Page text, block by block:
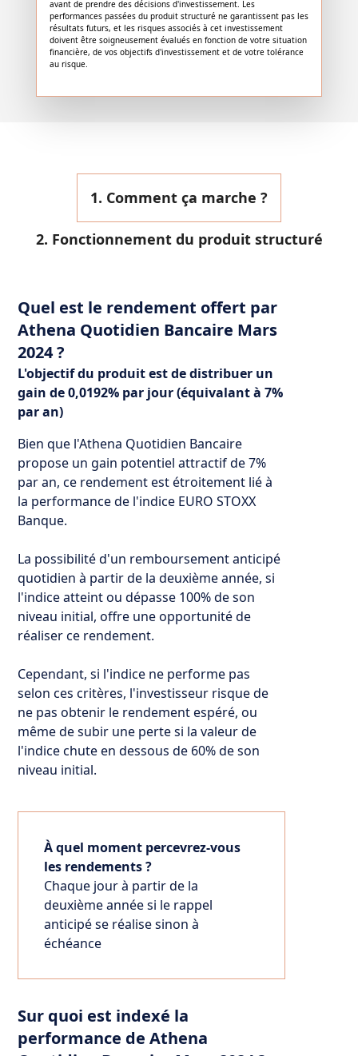
avant de prendre des décisions d'investissement. Les
performances passées du produit structuré ne garantissent pas les
résultats futurs, et les risques associés à cet investissement
doivent être soigneusement évalués en fonction de votre situation
financière, de vos objectifs d'investissement et de votre tolérance
au risque.
1. Comment ça marche ?
2. Fonctionnement du produit structuré
Quel est le rendement offert par
Athena Quotidien Bancaire Mars
2024 ?
L'objectif du produit est de distribuer un
gain de 0,0192% par jour (équivalant à 7%
par an)
Bien que l'Athena Quotidien Bancaire
propose un gain potentiel attractif de 7%
par an, ce rendement est étroitement lié à
la performance de l'indice EURO STOXX
Banque.
La possibilité d'un remboursement anticipé
quotidien à partir de la deuxième année, si
l'indice atteint ou dépasse 100% de son
niveau initial, offre une opportunité de
réaliser ce rendement.
Cependant, si l'indice ne performe pas
selon ces critères, l'investisseur risque de
ne pas obtenir le rendement espéré, ou
même de subir une perte si la valeur de
l'indice chute en dessous de 60% de son
niveau initial.
À quel moment percevrez-vous
les rendements ?
Chaque jour à partir de la
deuxième année si le rappel
anticipé se réalise sinon à
échéance
Sur quoi est indexé la
performance de Athena